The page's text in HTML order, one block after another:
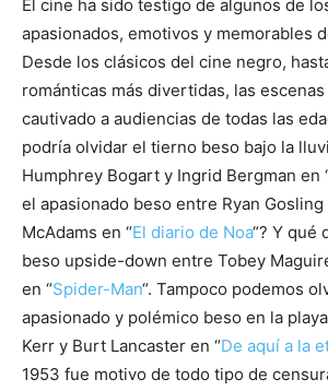
El cine ha sido testigo de algunos de
apasionados, emotivos y memorables
Desde los clásicos del cine negro,
románticas más divertidas, las
cautivado a audiencias de todas las
podría olvidar el tierno beso bajo la
Humphrey Bogart y Ingrid Bergman en
el apasionado beso entre Ryan Gosling
McAdams en “El diario de Noa“? Y qué
beso upside-down entre Tobey
en “Spider-Man“. Tampoco podemos
apasionado y polémico beso en la
Kerr y Burt Lancaster en “De aquí a la
1953 fue motivo de todo tipo de